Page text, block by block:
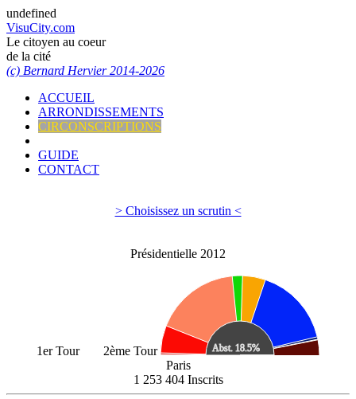
undefined
VisuCity.com
Le citoyen au coeur
de la cité
(c) Bernard Hervier 2014-2026
ACCUEIL
ARRONDISSEMENTS
CIRCONSCRIPTIONS
GUIDE
CONTACT
> Choisissez un scrutin <
Présidentielle 2012
1er Tour
2ème Tour
Paris
1 253 404 Inscrits